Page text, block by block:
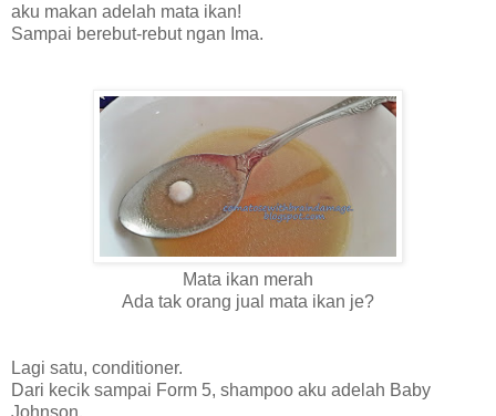
aku makan adelah mata ikan!
Sampai berebut-rebut ngan Ima.
Mata ikan merah
Ada tak orang jual mata ikan je?
Lagi satu, conditioner.
Dari kecik sampai Form 5, shampoo aku adelah Baby
Johnson.